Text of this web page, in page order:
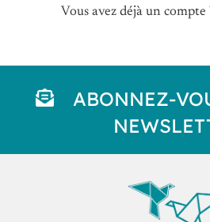
Vous avez déjà un compte
ABONNEZ-